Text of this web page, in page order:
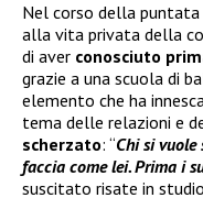
Nel corso della
alla vita privata della
di aver conosciuto
grazie a una scuola di
elemento che ha
tema delle relazioni e
scherzato: “Chi si
faccia come lei. Prima i
suscitato risate in